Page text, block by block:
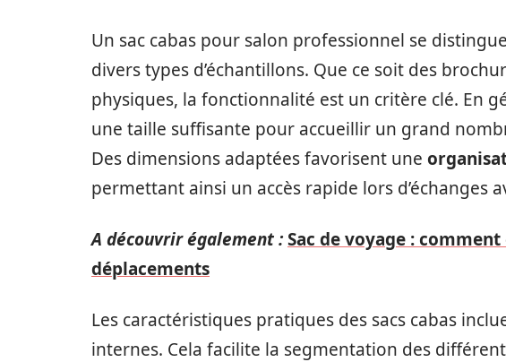
Un sac cabas pour salon professionnel se
divers types d’échantillons. Que ce soit des
physiques, la fonctionnalité est un critère clé. En
une taille suffisante pour accueillir un grand
Des dimensions adaptées favorisent une
permettant ainsi un accès rapide lors d’échanges
A découvrir également :Sac de voyage :
déplacements
Les caractéristiques pratiques des sacs cabas
internes. Cela facilite la segmentation des